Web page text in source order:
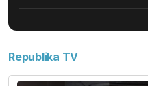
Republika TV